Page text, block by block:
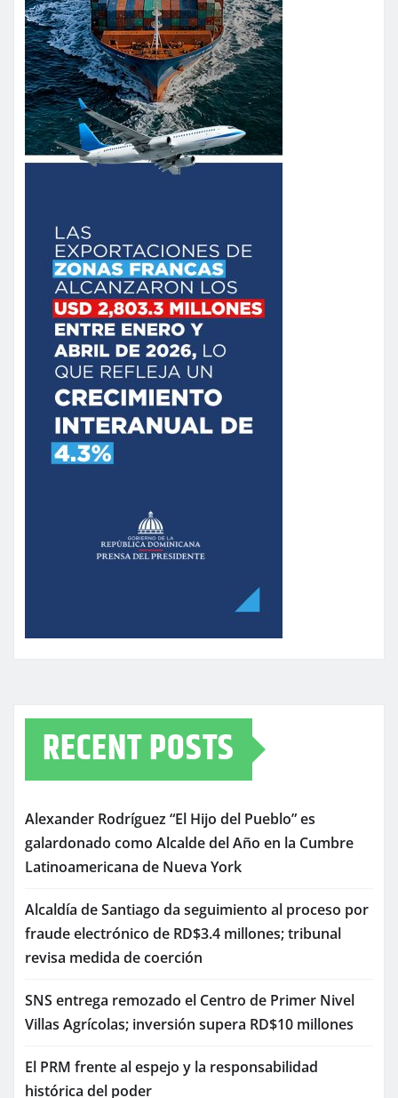
RECENT POSTS
Alexander Rodríguez “El Hijo del Pueblo” es
galardonado como Alcalde del Año en la Cumbre
Latinoamericana de Nueva York
Alcaldía de Santiago da seguimiento al proceso por
fraude electrónico de RD$3.4 millones; tribunal
revisa medida de coerción
SNS entrega remozado el Centro de Primer Nivel
Villas Agrícolas; inversión supera RD$10 millones
El PRM frente al espejo y la responsabilidad
histórica del poder